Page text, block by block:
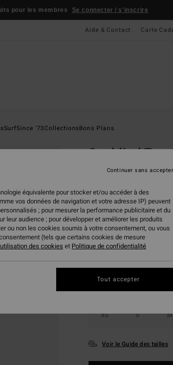
pour les membres Se connecter / s'inscrire
Aide & Contact Carte
SurfSince '73CollectionsBons Plans
Sunblind
Bas de bikini classique
ECO-BONUS
35,95 €
CouleurSalt Crystal
XS S M
Voir le Guide des tailles
équivalente pour stocker et/ou accéder à des
vos données de navigation et votre adresse IP) peuvent
; pour mesurer la performance publicitaire et du
leur audience ; pour développer et améliorer les produits
ou non les cookies soumis à votre consentement, ou vous
(tels que certains cookies de mesure
des cookies et Politique de confidentialité
Continuer sans accepter
Tout accepter